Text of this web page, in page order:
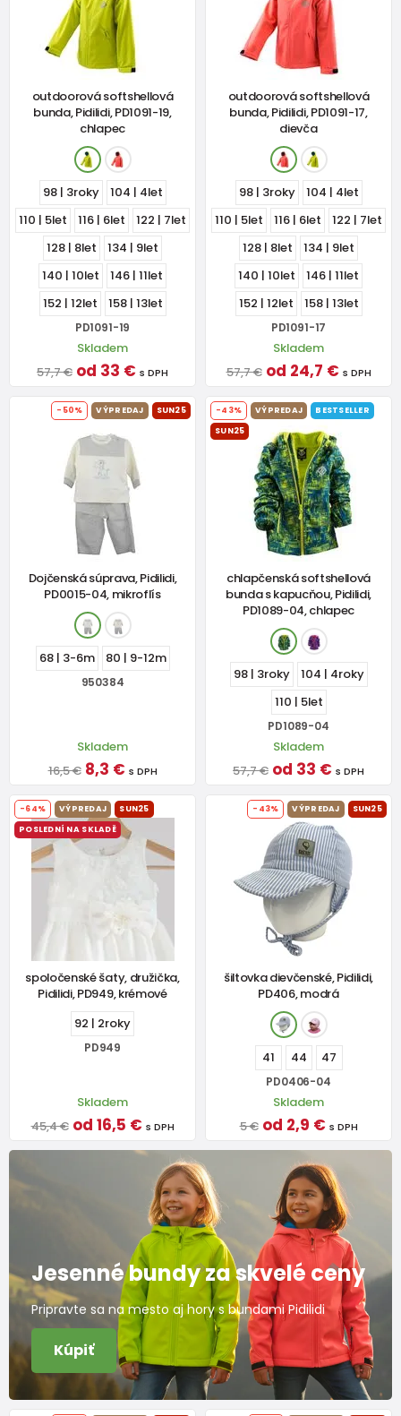
outdoorová softshellová
bunda, Pidilidi, PD1091-19,
chlapec
98 | 3roky
104 | 4let
110 | 5let
116 | 6let
122 | 7let
128 | 8let
134 | 9let
140 | 10let
146 | 11let
152 | 12let
158 | 13let
PD1091-19
Skladem
57,7 € od 33 € s DPH
outdoorová softshellová
bunda, Pidilidi, PD1091-17,
dievča
98 | 3roky
104 | 4let
110 | 5let
116 | 6let
122 | 7let
128 | 8let
134 | 9let
140 | 10let
146 | 11let
152 | 12let
158 | 13let
PD1091-17
Skladem
57,7 € od 24,7 € s DPH
-50% VÝPREDAJ SUN25
Dojčenská súprava, Pidilidi,
PD0015-04, mikroflís
68 | 3-6m 80 | 9-12m
950384
Skladem
16,5 € 8,3 € s DPH
-43% VÝPREDAJ
BESTSELLER
SUN25
chlapčenská softshellová
bunda s kapucňou, Pidilidi,
PD1089-04, chlapec
98 | 3roky
104 | 4roky
110 | 5let
PD1089-04
Skladem
57,7 € od 33 € s DPH
-64% VÝPREDAJ
SUN25
POSLEDNÍ NA SKLADĚ
spoločenské šaty, družička,
Pidilidi, PD949, krémové
92 | 2roky
PD949
Skladem
45,4 € od 16,5 € s DPH
-43% VÝPREDAJ SUN25
šiltovka dievčenské, Pidilidi,
PD406, modrá
41 44 47
PD0406-04
Skladem
5 € od 2,9 € s DPH
Jesenné bundy za skvelé ceny
Pripravte sa na mesto aj hory s bundami Pidilidi
Kúpiť